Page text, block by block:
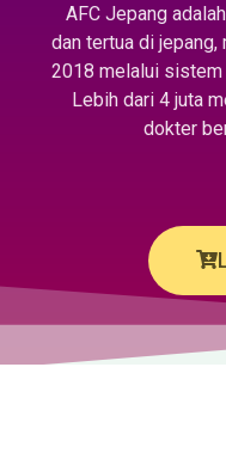
AFC Jepang
dan tertua di
2018 melalui sistem
Lebih dari 4 juta
dokter